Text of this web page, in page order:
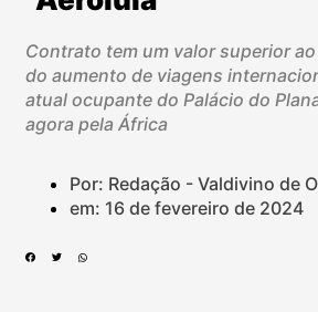
Contrato tem um valor superior
do aumento de viagens
atual ocupante do Palácio do
agora pela África
Por: Redação - Valdivino de
em: 16 de fevereiro de 2024